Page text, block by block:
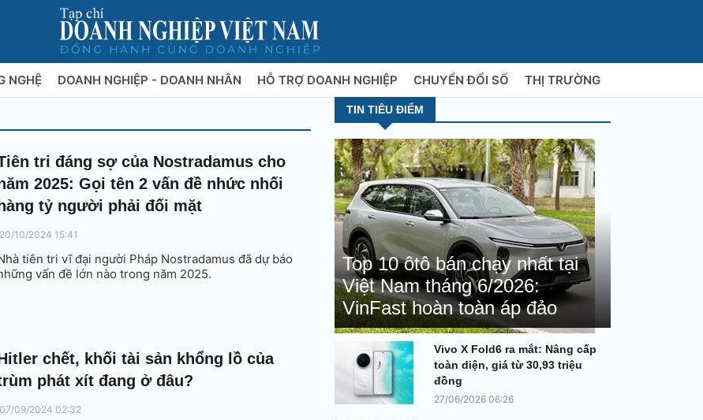
NGHỆ DOANH NGHIỆP - DOANH NHÂN HỖ TRỢ DOANH NGHIỆP CHUYỂN ĐỔI SỐ THỊ TRƯỜNG
tri đáng sợ của Nostradamus cho
2025: Gọi tên 2 vấn đề nhức nhối
hàng tỷ người phải đối mặt
20/10/2024 15:41
tiên tri vĩ đại người Pháp Nostradamus đã dự báo
vấn đề lớn nào trong năm 2025.
chết, khối tài sản khổng lồ của
phát xít đang ở đâu?
07/09/2024 02:32
TIN TIÊU ĐIỂM
Top 10 ôtô bán chạy nhất tại
Việt Nam tháng 6/2026:
VinFast hoàn toàn áp đảo
Vivo X Fold6 ra mắt: Nâng cấp
toàn diện, giá từ 30,93 triệu
đồng
27/06/2026 06:26